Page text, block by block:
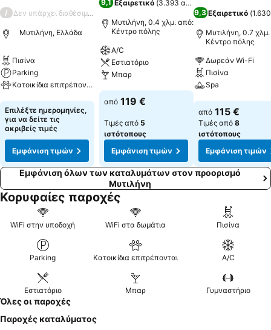
/ Δεν υπάρχει διαθέσιμη βαθμολογία
Μυτιλήνη, Ελλάδα
Πισίνα
Parking
Κατοικίδια επιτρέπονται
Εμφάνιση τιμών
Επιλέξτε ημερομηνίες,
για να δείτε τις
ακριβείς τιμές
Εμφάνιση τιμών
9,1 Εξαιρετικό (3.393 αξιολογήσεις
Μυτιλήνη, 0.4 χλμ. από:
Κέντρο πόλης
A/C
Εστιατόριο
Μπαρ
Εμφάνιση τιμών
από 119 €
Τιμές από 5
ιστότοπους
Εμφάνιση τιμών
9,3Εξαιρετικό (
Μυτιλήνη, 0.7
Κέντρο πόλης
Δωρεάν Wi-Fi
Πισίνα
Spa
Εμφάνιση τιμών
από 115 €
Τιμές από 8
ιστότοπους
Εμφάνιση τιμών
Εμφάνιση όλων των καταλυμάτων στον προορισμό
Μυτιλήνη
Κορυφαίες παροχές
WiFi στην υποδοχή WiFi στα δωμάτια Πισίνα
Parking Κατοικίδια επιτρέπονται A/C
Εστιατόριο Μπαρ Γυμναστήριο
Όλες οι παροχές
Παροχές καταλύματος